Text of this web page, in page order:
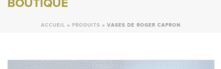
BOUTIQUE
ACCUEIL » PRODUITS » VASES DE ROGER CAPRON